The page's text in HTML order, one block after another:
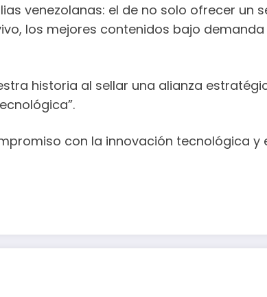
venezolanas: el de no solo ofrecer un
los mejores contenidos bajo
historia al sellar una alianza
con la innovación tecnológica